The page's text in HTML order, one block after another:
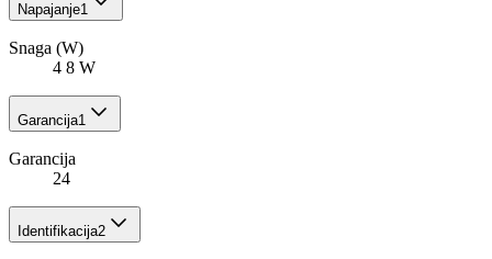
Napajanje1
Snaga (W)
4 8 W
Garancija1
Garancija
24
Identifikacija2